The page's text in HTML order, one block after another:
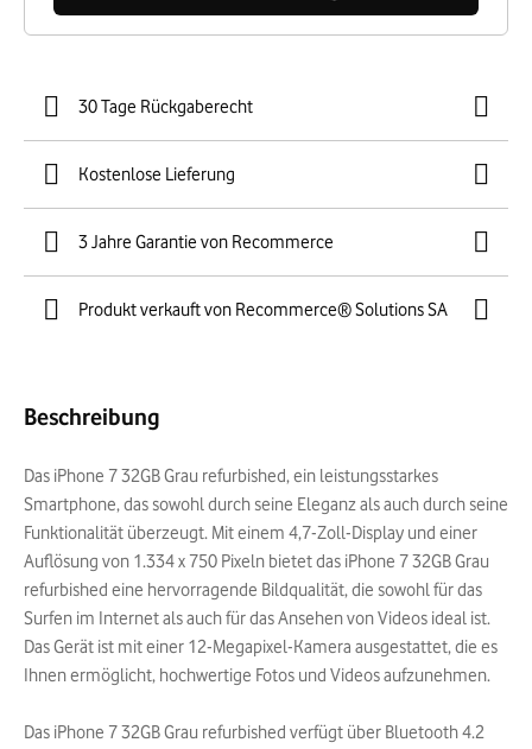
30 Tage Rückgaberecht
Kostenlose Lieferung
3 Jahre Garantie von Recommerce
Produkt verkauft von Recommerce® Solutions SA
Beschreibung
Das iPhone 7 32GB Grau refurbished, ein leistungsstarkes
Smartphone, das sowohl durch seine Eleganz als auch durch seine
Funktionalität überzeugt. Mit einem 4,7-Zoll-Display und einer
Auflösung von 1.334 x 750 Pixeln bietet das iPhone 7 32GB Grau
refurbished eine hervorragende Bildqualität, die sowohl für das
Surfen im Internet als auch für das Ansehen von Videos ideal ist.
Das Gerät ist mit einer 12-Megapixel-Kamera ausgestattet, die es
Ihnen ermöglicht, hochwertige Fotos und Videos aufzunehmen.
Das iPhone 7 32GB Grau refurbished verfügt über Bluetooth 4.2